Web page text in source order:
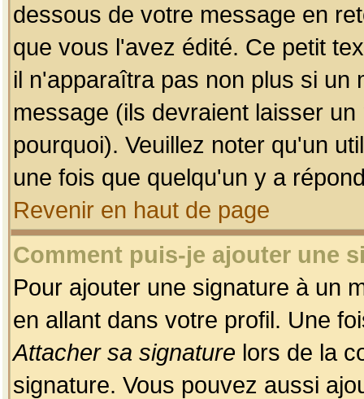
dessous de votre message en
que vous l'avez édité. Ce petit
il n'apparaîtra pas non plus si un
message (ils devraient laisser
pourquoi). Veuillez noter qu'un
une fois que quelqu'un y a
Revenir en haut de page
Comment puis-je ajouter une
Pour ajouter une signature à un
en allant dans votre profil. Une
Attacher sa signature lors de la
signature. Vous pouvez aussi